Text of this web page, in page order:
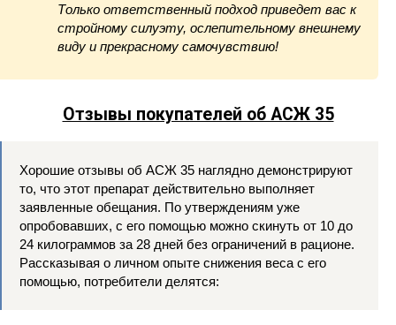
Только ответственный подход приведет вас к
стройному силуэту, ослепительному внешнему
виду и прекрасному самочувствию!
Отзывы покупателей об АСЖ 35
Хорошие отзывы об АСЖ 35 наглядно демонстрируют
то, что этот препарат действительно выполняет
заявленные обещания. По утверждениям уже
опробовавших, с его помощью можно скинуть от 10 до
24 килограммов за 28 дней без ограничений в рационе.
Рассказывая о личном опыте снижения веса с его
помощью, потребители делятся: